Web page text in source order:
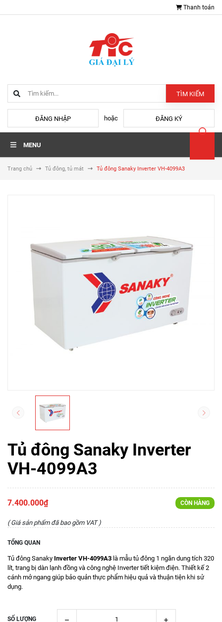
Thanh toán
TÌM KIẾM
ĐĂNG NHẬP hoặc ĐĂNG KÝ
MENU
Trang chủ Tủ đông, tủ mát Tủ đông Sanaky Inverter VH-4099A3
Tủ đông Sanaky Inverter
VH-4099A3
7.400.000₫ CÒN HÀNG
( Giá sản phẩm đã bao gồm VAT )
TỔNG QUAN
Tủ đông Sanaky Inverter VH-4099A3 là mẫu tủ đông 1 ngăn dung tích 320
lít, trang bị dàn lạnh đồng và công nghệ Inverter tiết kiệm điện. Thiết kế 2
cánh mở ngang giúp bảo quản thực phẩm hiệu quả và thuận tiện khi sử
dụng.
SỐ LƯỢNG